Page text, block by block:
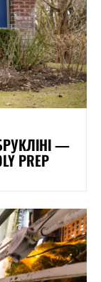
—
PREP